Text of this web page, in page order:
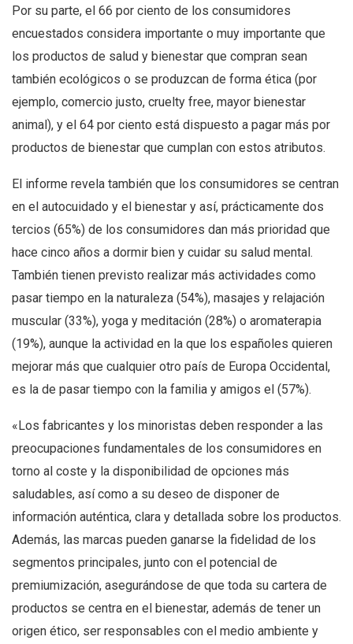
Por su parte, el 66 por ciento de los consumidores
encuestados considera importante o muy importante que
los productos de salud y bienestar que compran sean
también ecológicos o se produzcan de forma ética (por
ejemplo, comercio justo, cruelty free, mayor bienestar
animal), y el 64 por ciento está dispuesto a pagar más por
productos de bienestar que cumplan con estos atributos.
El informe revela también que los consumidores se centran
en el autocuidado y el bienestar y así, prácticamente dos
tercios (65%) de los consumidores dan más prioridad que
hace cinco años a dormir bien y cuidar su salud mental.
También tienen previsto realizar más actividades como
pasar tiempo en la naturaleza (54%), masajes y relajación
muscular (33%), yoga y meditación (28%) o aromaterapia
(19%), aunque la actividad en la que los españoles quieren
mejorar más que cualquier otro país de Europa Occidental,
es la de pasar tiempo con la familia y amigos el (57%).
«Los fabricantes y los minoristas deben responder a las
preocupaciones fundamentales de los consumidores en
torno al coste y la disponibilidad de opciones más
saludables, así como a su deseo de disponer de
información auténtica, clara y detallada sobre los productos.
Además, las marcas pueden ganarse la fidelidad de los
segmentos principales, junto con el potencial de
premiumización, asegurándose de que toda su cartera de
productos se centra en el bienestar, además de tener un
origen ético, ser responsables con el medio ambiente y